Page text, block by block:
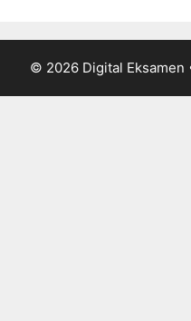
© 2026 Digital Eksamen